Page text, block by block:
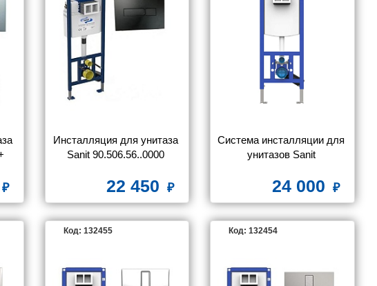
Инсталляция для унитаза
Sanit 90.506.56..0000
22 450
Система инсталляции для
унитазов Sanit
24 000
Код: 132455 Код: 132454